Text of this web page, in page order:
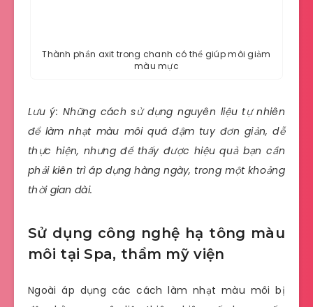
Thành phần axit trong chanh có thể giúp môi giảm
màu mực
Lưu ý: Những cách sử dụng nguyên liệu tự nhiên
để làm nhạt màu môi quá đậm tuy đơn giản, dễ
thực hiện, nhưng để thấy được hiệu quả bạn cần
phải kiên trì áp dụng hàng ngày, trong một khoảng
thời gian dài.
Sử dụng công nghệ hạ tông màu
môi tại Spa, thẩm mỹ viện
Ngoài áp dụng các cách làm nhạt màu môi bị